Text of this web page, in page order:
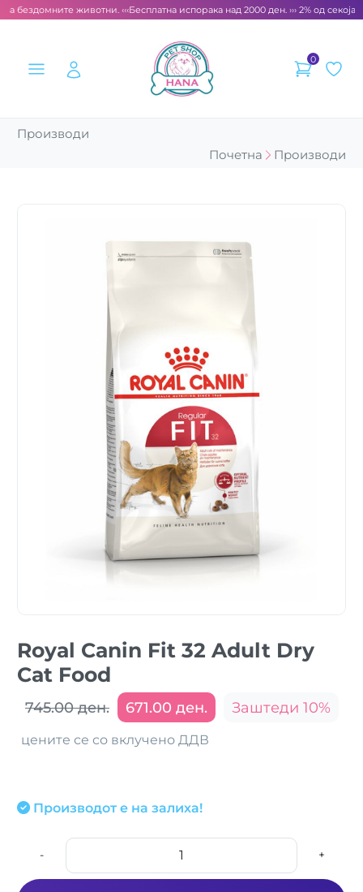
бездомните животни. ‹‹‹Бесплатна испорака над 2000 ден. ››› 2% од секоја
0
Производи
Почетна
Производи
Royal Canin Fit 32 Adult Dry
Cat Food
745.00 ден. 671.00 ден. Заштеди 10%
цените се со вклучено ДДВ
Производот е на залиха!
- +